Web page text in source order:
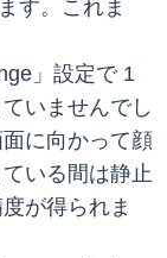
す。これま
」設定で 1
いませんでし
に向かって顔
いる間は静止
が得られま